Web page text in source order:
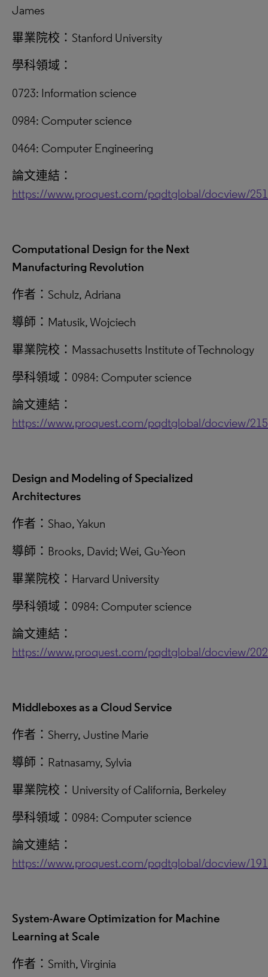
James
畢業院校：Stanford University
學科領域：
0723: Information science
0984: Computer science
0464: Computer Engineering
論文連結：
https://www.proquest.com/pqdtglobal/docview/
Computational Design for the Next
Manufacturing Revolution
作者：Schulz, Adriana
導師：Matusik, Wojciech
畢業院校：Massachusetts Institute of Technology
學科領域：0984: Computer science
論文連結：
https://www.proquest.com/pqdtglobal/docview/
Design and Modeling of Specialized
Architectures
作者：Shao, Yakun
導師：Brooks, David; Wei, Gu-Yeon
畢業院校：Harvard University
學科領域：0984: Computer science
論文連結：
https://www.proquest.com/pqdtglobal/docview/
Middleboxes as a Cloud Service
作者：Sherry, Justine Marie
導師：Ratnasamy, Sylvia
畢業院校：University of California, Berkeley
學科領域：0984: Computer science
論文連結：
https://www.proquest.com/pqdtglobal/docview/
System-Aware Optimization for Machine
Learning at Scale
作者：Smith, Virginia